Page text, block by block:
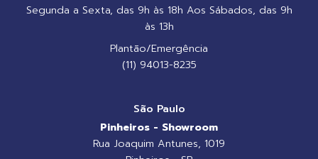
Segunda a Sexta, das 9h às 18h Aos Sábados, das 9h
às 13h
Plantão/Emergência
(11) 94013-8235
São Paulo
Pinheiros - Showroom
Rua Joaquim Antunes, 1019